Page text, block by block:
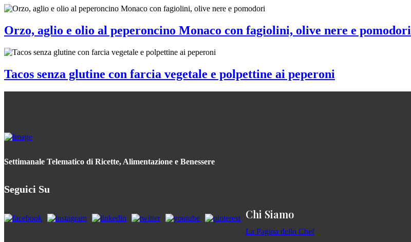
Orzo, aglio e olio al peperoncino Monaco con fagiolini, olive nere e pomodori
Tacos senza glutine con farcia vegetale e polpettine ai peperoni
Settimanale Telematico di Ricette, Alimentazione e Benessere
Seguici Su
Chi Siamo
La Pagina dello Chef